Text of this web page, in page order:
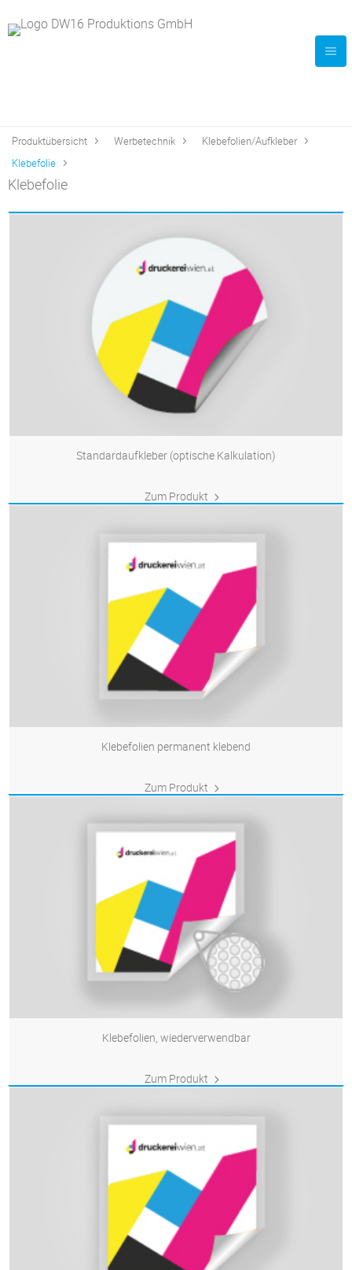
Produktübersicht Werbetechnik
Klebefolien/Aufkleber
Klebefolie
Klebefolie
Standardaufkleber (optische Kalkulation)
Zum Produkt
Klebefolien permanent klebend
Zum Produkt
Klebefolien, wiederverwendbar
Zum Produkt